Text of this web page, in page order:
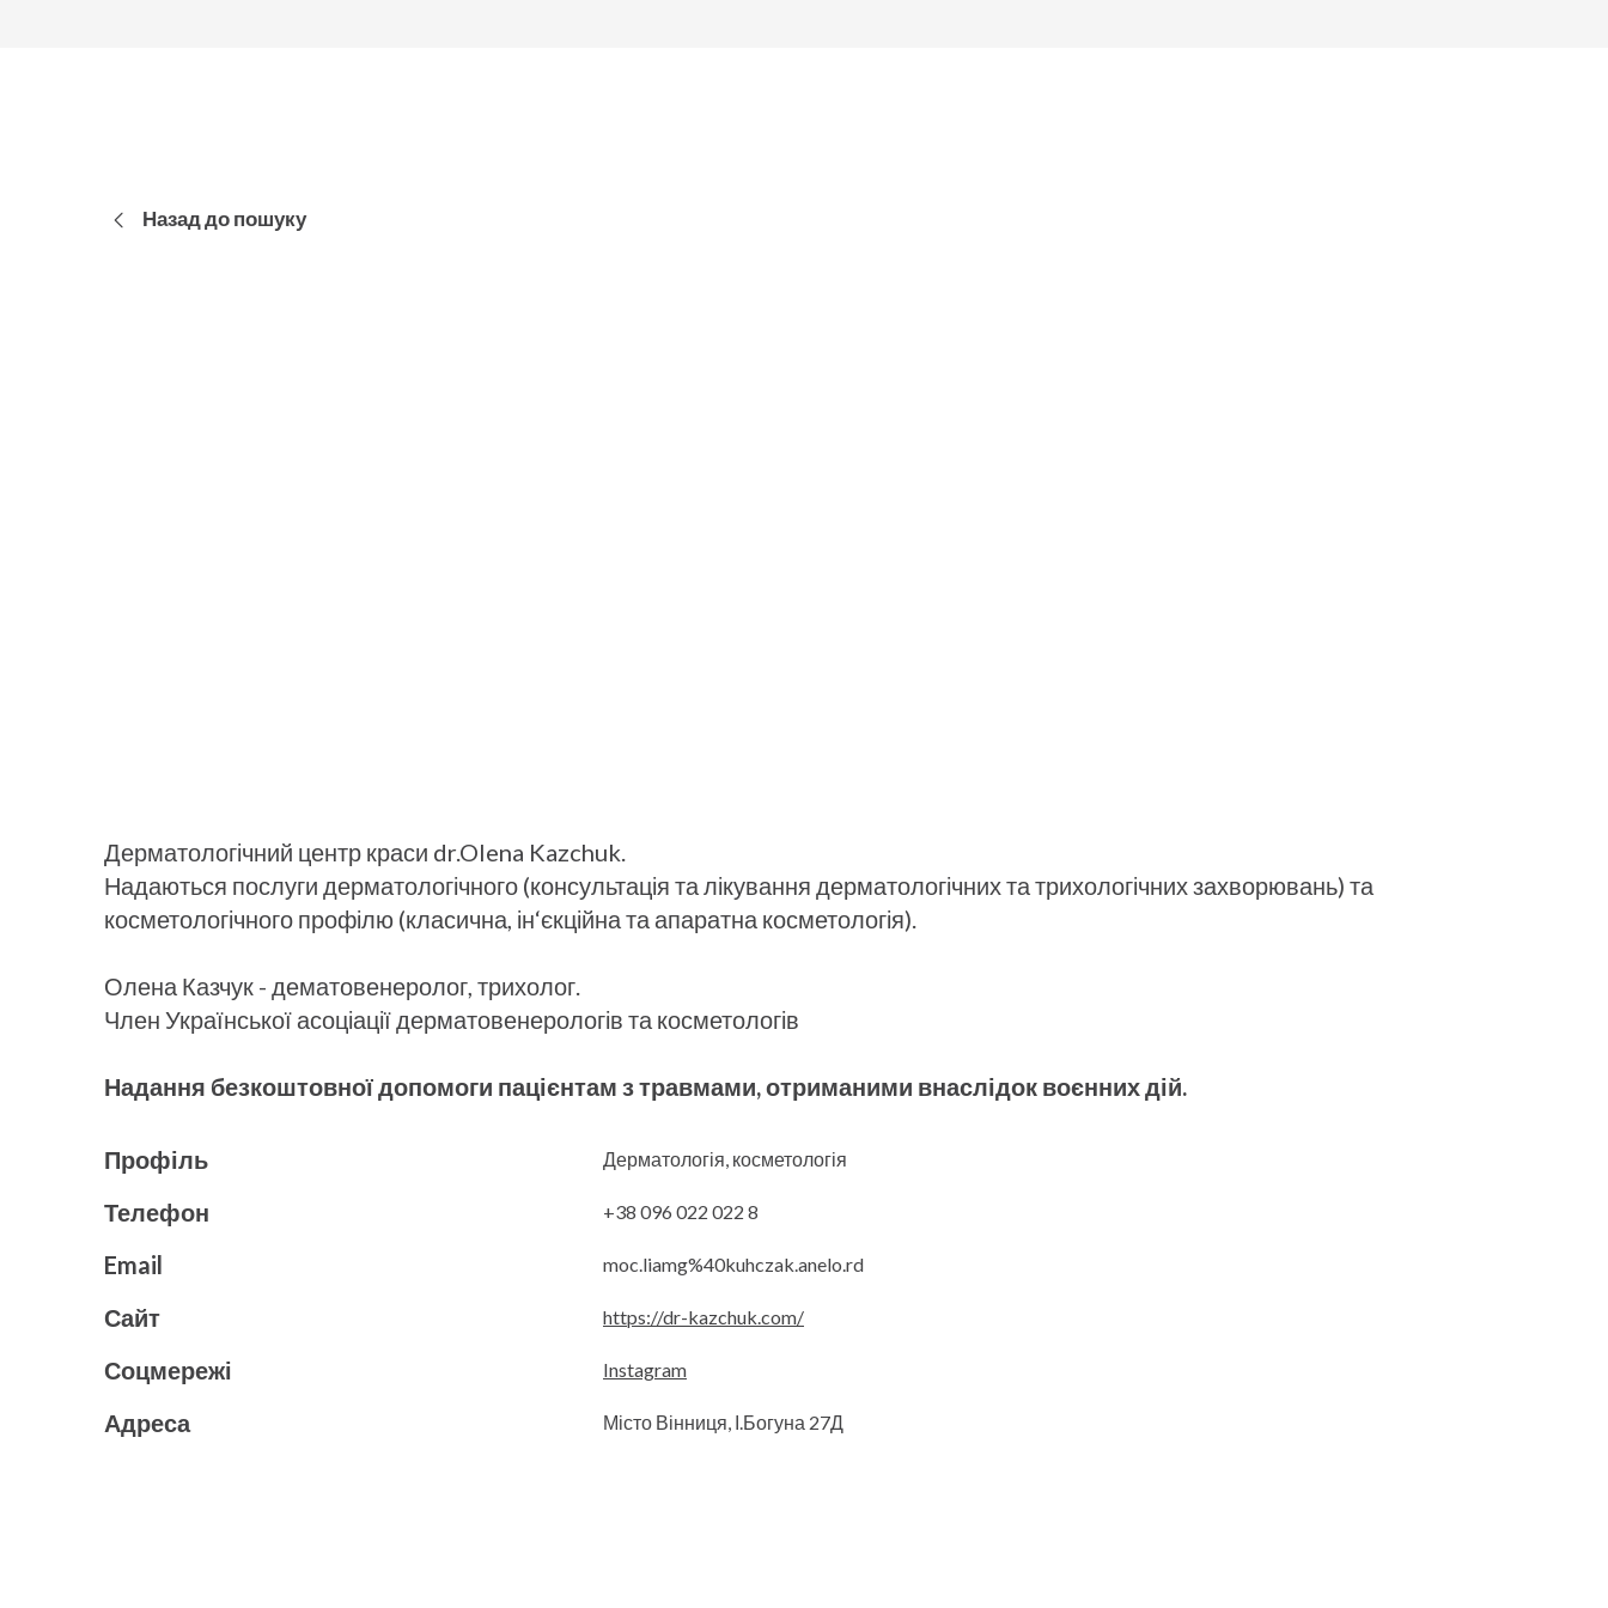
Назад до пошуку
Дерматологічний центр краси dr.Olena Kazchuk.
Надаються послуги дерматологічного (консультація та лікування дерматологічних та трихологічних захворювань) та
косметологічного профілю (класична, ін‘єкційна та апаратна косметологія).
Олена Казчук - дематовенеролог, трихолог.
Член Української асоціації дерматовенерологів та косметологів
Надання безкоштовної допомоги пацієнтам з травмами, отриманими внаслідок воєнних дій.
Профіль Дерматологія, косметологія
Телефон +38 096 022 022 8
Email moc.liamg%40kuhczak.anelo.rd
Сайт https://dr-kazchuk.com/
Соцмережі Instagram
Адреса Місто Вінниця, І.Богуна 27Д